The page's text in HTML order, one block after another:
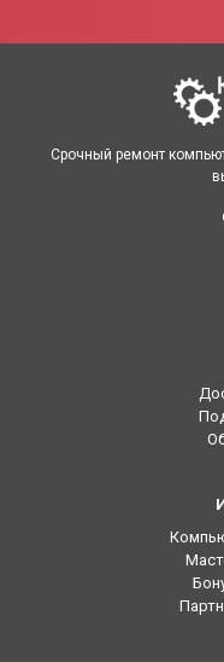
Срочный ремонт